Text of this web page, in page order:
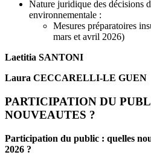
Nature juridique des décisions
environnementale :
Mesures préparatoires
mars et avril 2026)
Laetitia SANTONI
Laura CECCARELLI-LE GUEN
PARTICIPATION DU
NOUVEAUTES ?
Participation du public : quelles
2026 ?